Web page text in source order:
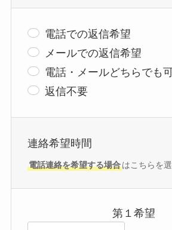
電話での返信希望
メールでの返信希望
電話・メールどちらでも
返信不要
連絡希望時間
電話連絡を希望する場合はこちらを
第１希望